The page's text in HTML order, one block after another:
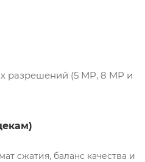
разрешений (5 MP, 8 MP и
сжатия, баланс качества и